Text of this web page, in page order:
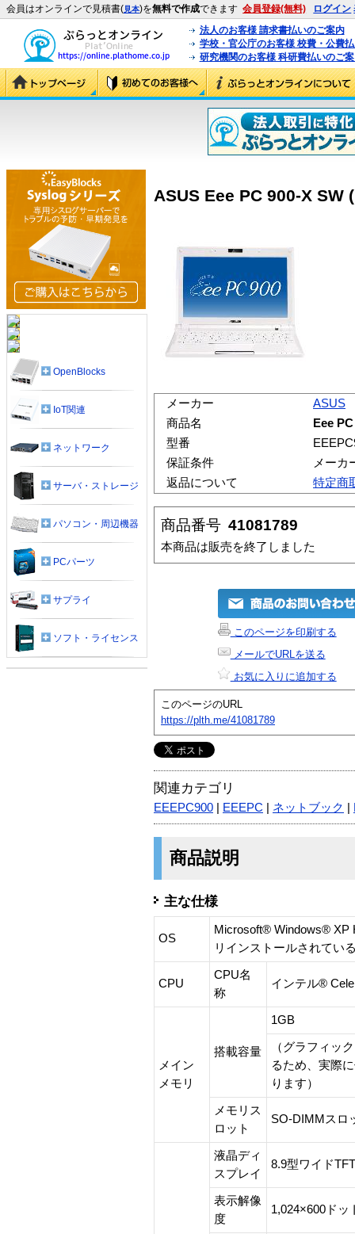
会員はオンラインで見積書(見本)を無料で作成できます 会員登録(無料) ログイン
法人のお客様 請求書払いのご案内
学校・官公庁のお客様 校費・公費
研究機関のお客様 科研費払いのご
ASUS Eee PC 900-X SW
メーカー
ASUS
商品名
Eee
型番
保証条件
メーカ
返品について
特定商
商品番号 41081789
本商品は販売を終了しました
このページを印刷する
メールでURLを送る
お気に入りに追加する
このページのURL
https://plth.me/41081789
関連カテゴリ
EEEPC900 EEEPC ネットブック
商品説明
主な仕様
OS
Microsoft® Windows® XP
リインストールされてい
CPU
CPU名
称
インテル®
メイン
メモリ
搭載容量
1GB
（グラフィッ
るため、実際
ります）
メモリス
ロット
SO-DIMMスロ
液晶ディ
スプレイ
8.9型ワイド
表示解像
度
1,024×600ドッ
OpenBlocks
IoT関連
ネットワーク
サーバ・ストレージ
パソコン・周辺機器
PCパーツ
サプライ
ソフト・ライセンス